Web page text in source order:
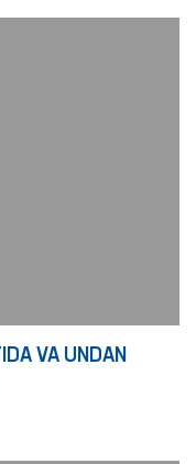
VA UNDAN